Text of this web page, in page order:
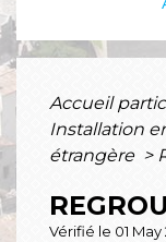
Accueil
Installation
étrangère >
Vérifié le 01